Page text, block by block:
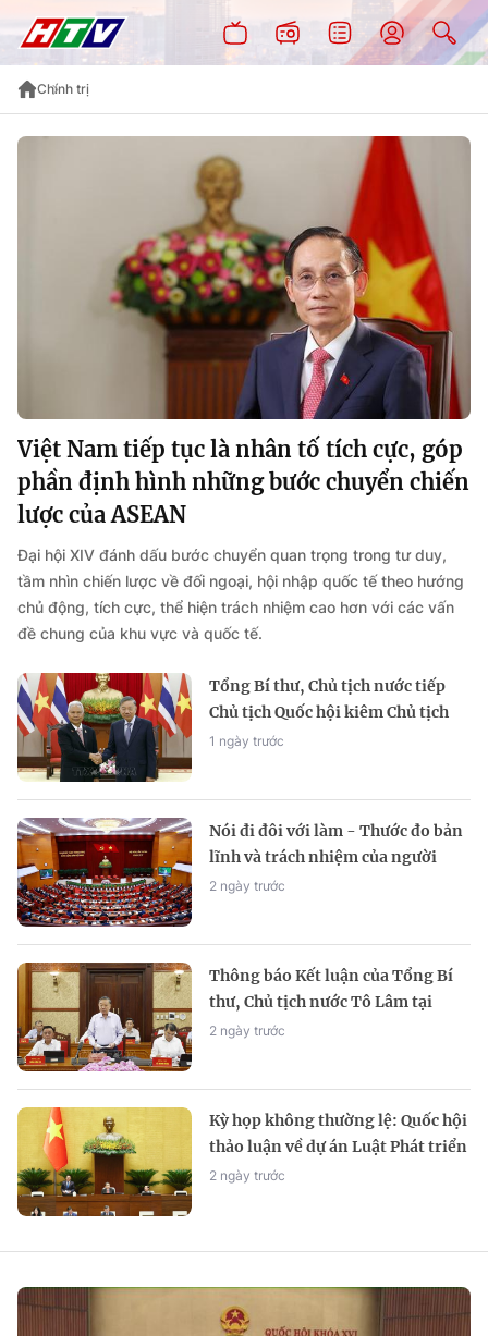
Chính trị
Việt Nam tiếp tục là nhân tố tích cực, góp
phần định hình những bước chuyển chiến
lược của ASEAN
Đại hội XIV đánh dấu bước chuyển quan trọng trong tư duy,
tầm nhìn chiến lược về đối ngoại, hội nhập quốc tế theo hướng
chủ động, tích cực, thể hiện trách nhiệm cao hơn với các vấn
đề chung của khu vực và quốc tế.
Tổng Bí thư, Chủ tịch nước tiếp
Chủ tịch Quốc hội kiêm Chủ tịch
Hạ viện Thái Lan
1 ngày trước
Nói đi đôi với làm - Thước đo bản
lĩnh và trách nhiệm của người
đảng viên
2 ngày trước
Thông báo Kết luận của Tổng Bí
thư, Chủ tịch nước Tô Lâm tại
Phiên họp BCĐ Trung ương thực
2 ngày trước
Kỳ họp không thường lệ: Quốc hội
thảo luận về dự án Luật Phát triển
đô thị
2 ngày trước